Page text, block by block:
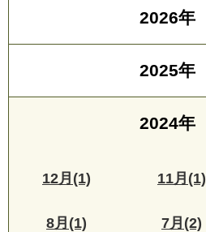
2026年
2025年
2024年
12月(1) 11月(1)
8月(1) 7月(2)